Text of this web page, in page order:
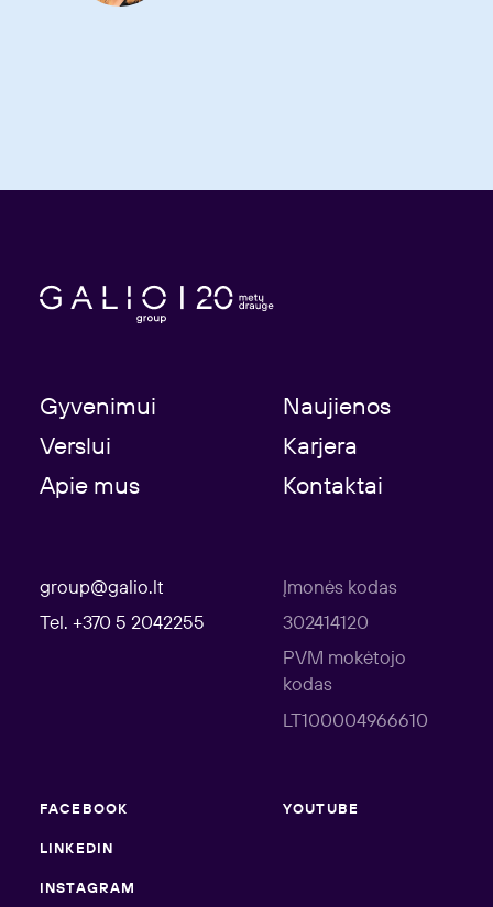
Gyvenimui
Naujienos
Verslui
Karjera
Apie mus
Kontaktai
group@galio.lt
Tel. +370 5 2042255
Įmonės kodas
302414120
PVM mokėtojo
kodas
LT100004966610
FACEBOOK
LINKEDIN
INSTAGRAM
YOUTUBE